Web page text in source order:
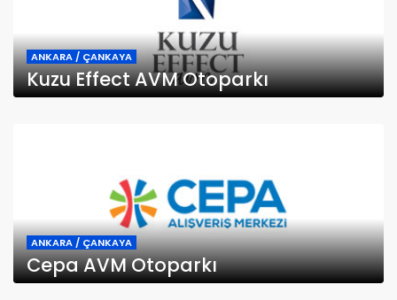
ANKARA / ÇANKAYA
Kuzu Effect AVM Otoparkı
ANKARA / ÇANKAYA
Cepa AVM Otoparkı